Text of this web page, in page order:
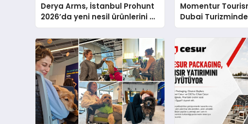
Derya Arms, İstanbul Prohunt
2026’da yeni nesil ürünlerini ve
global marka vizyonunu
sergiledi
Momentur
Dubai
Operasyon